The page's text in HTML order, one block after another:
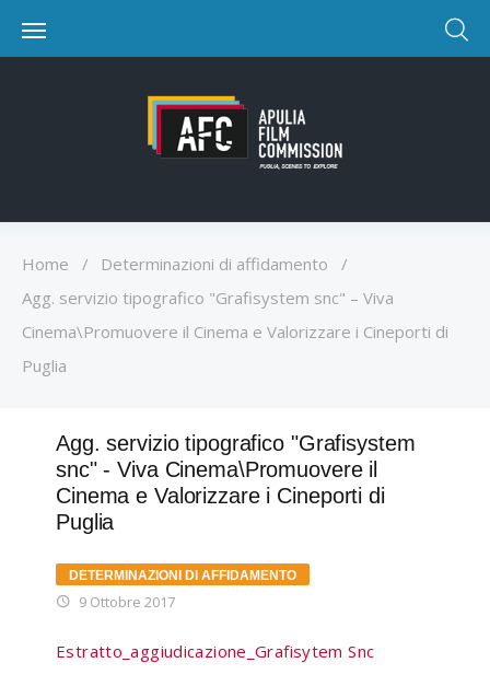
Home / Determinazioni di affidamento
/
Agg. servizio tipografico "Grafisystem snc" – Viva
Cinema\Promuovere il Cinema e Valorizzare i Cineporti di
Puglia
Agg. servizio tipografico "Grafisystem
snc" - Viva Cinema\Promuovere il
Cinema e Valorizzare i Cineporti di
Puglia
DETERMINAZIONI DI AFFIDAMENTO
9 Ottobre 2017
Estratto_aggiudicazione_Grafisytem Snc